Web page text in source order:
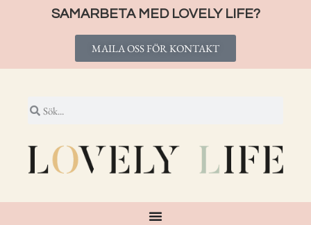
SAMARBETA MED LOVELY LIFE?
MAILA OSS FÖR KONTAKT